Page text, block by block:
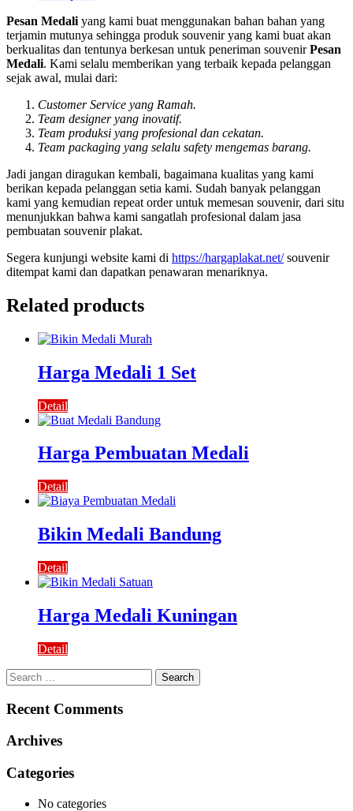
Pesan Medali yang kami buat menggunakan bahan bahan yang
terjamin mutunya sehingga produk souvenir yang kami buat akan
berkualitas dan tentunya berkesan untuk peneriman souvenirPesan
Medali. Kami selalu memberikan yang terbaik kepada pelanggan
sejak awal, mulai dari:
Customer Service yang Ramah.
Team designer yang inovatif.
Team produksi yang profesional dan cekatan.
Team packaging yang selalu safety mengemas barang.
Jadi jangan diragukan kembali, bagaimana kualitas yang kami
berikan kepada pelanggan setia kami. Sudah banyak pelanggan
kami yang kemudian repeat order untuk memesan souvenir, dari situ
menunjukkan bahwa kami sangatlah profesional dalam jasa
pembuatan souvenir plakat.
Segera kunjungi website kami di https://hargaplakat.net/souvenir
ditempat kami dan dapatkan penawaran menariknya.
Related products
Harga Medali 1 Set
Detail
Harga Pembuatan Medali
Detail
Bikin Medali Bandung
Detail
Harga Medali Kuningan
Detail
Search
for:
Recent Comments
Archives
Categories
No categories